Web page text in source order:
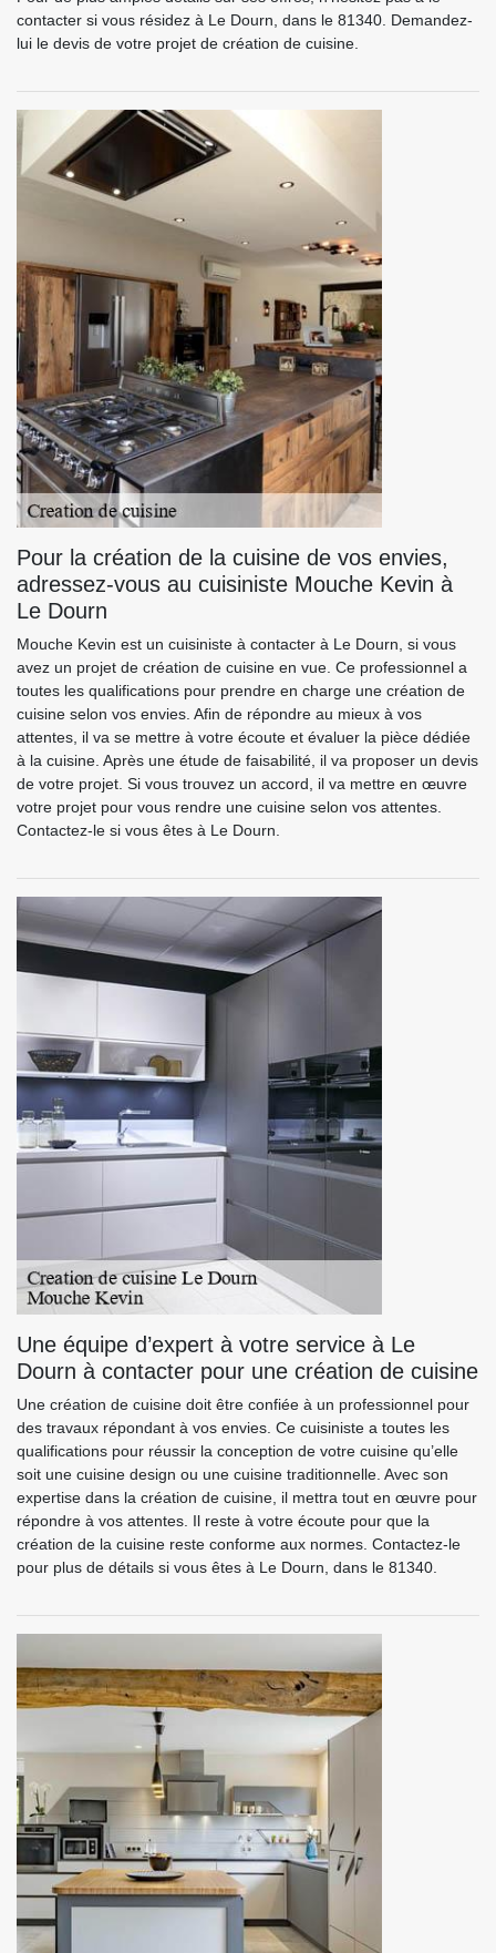
contacter si vous résidez à Le Dourn, dans le 81340. Demandez-
lui le devis de votre projet de création de cuisine.
Pour la création de la cuisine de vos envies,
adressez-vous au cuisiniste Mouche Kevin à
Le Dourn
Mouche Kevin est un cuisiniste à contacter à Le Dourn, si vous
avez un projet de création de cuisine en vue. Ce professionnel a
toutes les qualifications pour prendre en charge une création de
cuisine selon vos envies. Afin de répondre au mieux à vos
attentes, il va se mettre à votre écoute et évaluer la pièce dédiée
à la cuisine. Après une étude de faisabilité, il va proposer un devis
de votre projet. Si vous trouvez un accord, il va mettre en œuvre
votre projet pour vous rendre une cuisine selon vos attentes.
Contactez-le si vous êtes à Le Dourn.
Une équipe d’expert à votre service à Le
Dourn à contacter pour une création de cuisine
Une création de cuisine doit être confiée à un professionnel pour
des travaux répondant à vos envies. Ce cuisiniste a toutes les
qualifications pour réussir la conception de votre cuisine qu’elle
soit une cuisine design ou une cuisine traditionnelle. Avec son
expertise dans la création de cuisine, il mettra tout en œuvre pour
répondre à vos attentes. Il reste à votre écoute pour que la
création de la cuisine reste conforme aux normes. Contactez-le
pour plus de détails si vous êtes à Le Dourn, dans le 81340.